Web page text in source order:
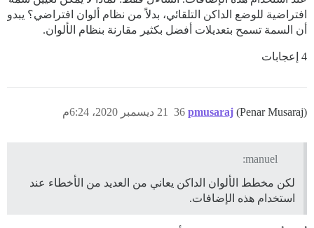
افتراضية للوضع الداكن التلقائي، بدلاً من نظام ألوان افتراضي؟ يبدو
أن السمة تسمح بتعديلات أفضل بكثير مقارنة بنظام الألوان.
4 إعجابات
pmusaraj (Penar Musaraj) 21 ديسمبر 2020، 6:24م 36
manuel:
لكن مخطط الألوان الداكن يعاني من العديد من الأخطاء عند
استخدام هذه الإضافات.